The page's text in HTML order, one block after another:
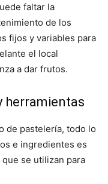
faltar la
de los
fijos y variables para
el local
a dar frutos.
herramientas
de pastelería, todo lo
e ingredientes es
se utilizan para